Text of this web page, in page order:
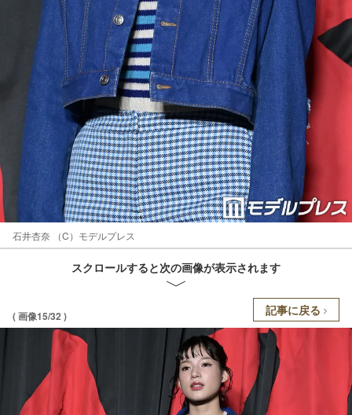
石井杏奈 （C）モデルプレス
スクロールすると次の画像が表示されます
( 画像15/32 ) 記事に戻る